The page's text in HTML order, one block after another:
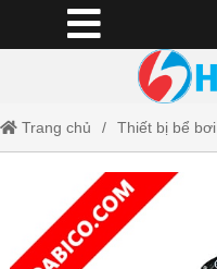
Trang chủ Thiết bị bể bơi
Bình lọc Emaux V650